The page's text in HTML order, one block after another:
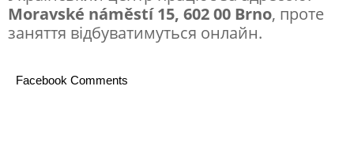
а
т
к
Moravské náměstí 15, 602 00 Brno, проте
заняття відбуватимуться онлайн.
Facebook Comments